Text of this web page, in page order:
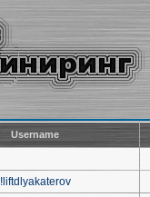
Username
!liftdlyakaterov